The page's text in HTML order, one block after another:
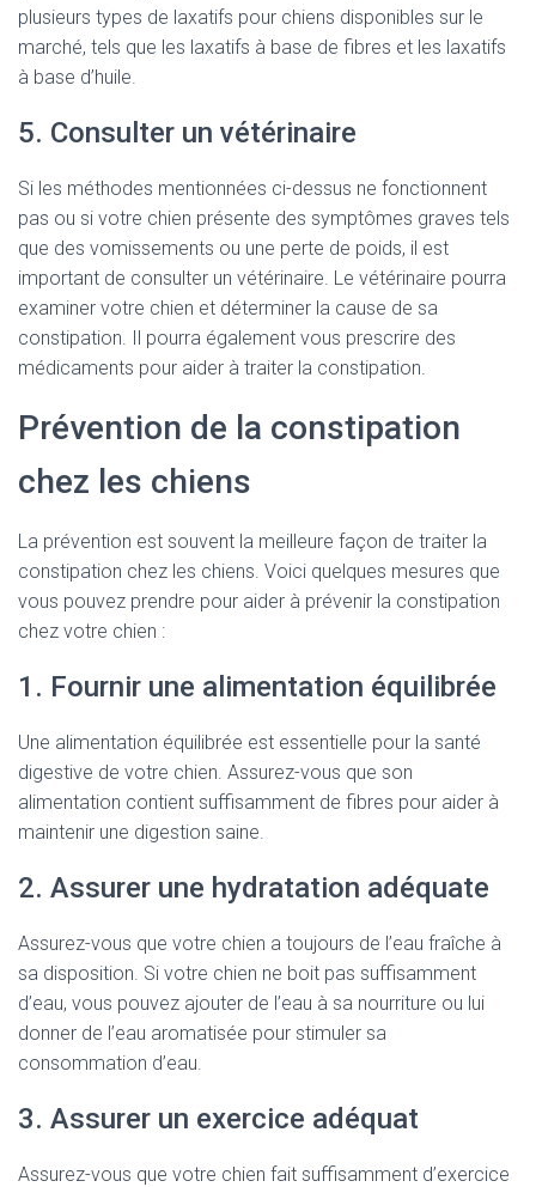
plusieurs types de laxatifs pour chiens disponibles sur le
marché, tels que les laxatifs à base de fibres et les laxatifs
à base d’huile.
5. Consulter un vétérinaire
Si les méthodes mentionnées ci-dessus ne fonctionnent
pas ou si votre chien présente des symptômes graves tels
que des vomissements ou une perte de poids, il est
important de consulter un vétérinaire. Le vétérinaire pourra
examiner votre chien et déterminer la cause de sa
constipation. Il pourra également vous prescrire des
médicaments pour aider à traiter la constipation.
Prévention de la constipation
chez les chiens
La prévention est souvent la meilleure façon de traiter la
constipation chez les chiens. Voici quelques mesures que
vous pouvez prendre pour aider à prévenir la constipation
chez votre chien :
1. Fournir une alimentation équilibrée
Une alimentation équilibrée est essentielle pour la santé
digestive de votre chien. Assurez-vous que son
alimentation contient suffisamment de fibres pour aider à
maintenir une digestion saine.
2. Assurer une hydratation adéquate
Assurez-vous que votre chien a toujours de l’eau fraîche à
sa disposition. Si votre chien ne boit pas suffisamment
d’eau, vous pouvez ajouter de l’eau à sa nourriture ou lui
donner de l’eau aromatisée pour stimuler sa
consommation d’eau.
3. Assurer un exercice adéquat
Assurez-vous que votre chien fait suffisamment d’exercice